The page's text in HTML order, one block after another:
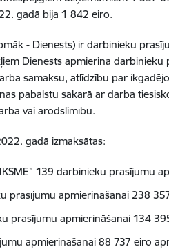
gadā bija 1 842 eiro.
- Dienests) ir darbinieku
Dienests apmierina darbinieku
samaksu, atlīdzību par
pabalstu sakarā ar darba
vai arodslimību.
gadā izmaksātas:
139 darbinieku
prasījumu apmierināšanai 238
prasījumu apmierināšanai 134
apmierināšanai 88 737 eiro